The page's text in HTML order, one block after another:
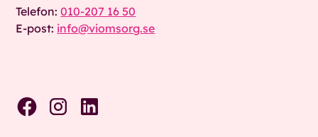
Telefon:010-207 16 50
E-post: info@viomsorg.se